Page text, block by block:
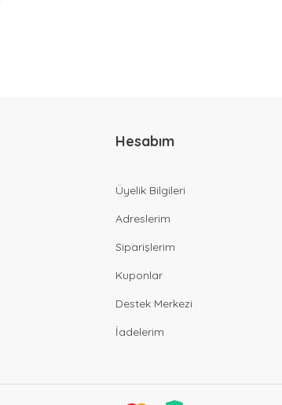
Hesabım
Üyelik Bilgileri
Adreslerim
Siparişlerim
Kuponlar
Destek Merkezi
İadelerim